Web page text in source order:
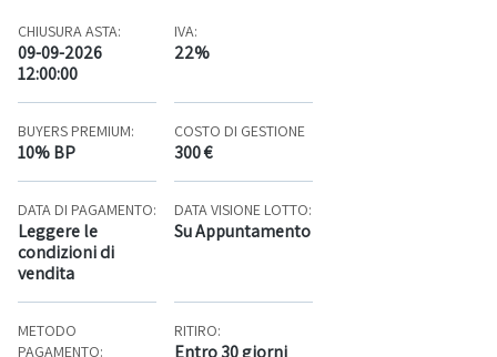
CHIUSURA ASTA:
09-09-2026
12:00:00
IVA:
22%
BUYERS PREMIUM:
10% BP
COSTO DI GESTIONE
300 €
DATA DI PAGAMENTO:
Leggere le
condizioni di
vendita
DATA VISIONE LOTTO:
Su Appuntamento
METODO
PAGAMENTO:
RITIRO:
Entro 30 giorni